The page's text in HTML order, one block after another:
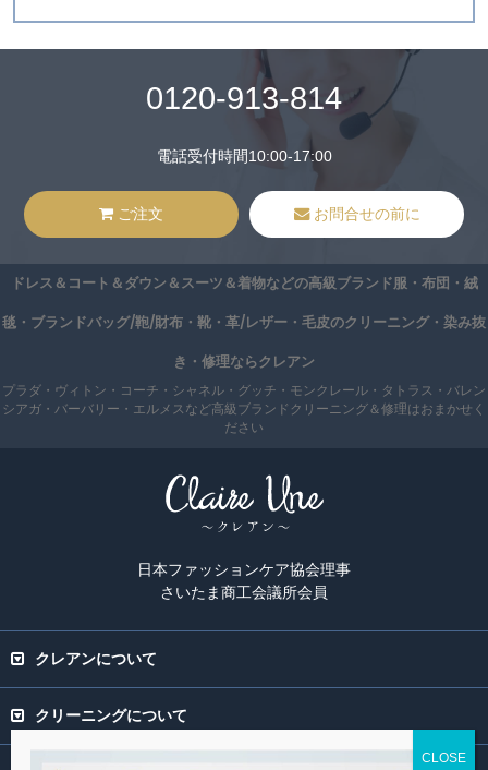
0120-913-814
電話受付時間10:00-17:00
ご注文 お問合せの前に
ドレス＆コート＆ダウン＆スーツ＆着物などの高級ブランド服・布団・絨
毯・ブランドバッグ/鞄/財布・靴・革/レザー・毛皮のクリーニング・染み抜
き・修理ならクレアン
プラダ・ヴィトン・コーチ・シャネル・グッチ・モンクレール・タトラス・バレン
シアガ・バーバリー・エルメスなど高級ブランドクリーニング＆修理はおまかせく
ださい
日本ファッションケア協会理事
さいたま商工会議所会員
クレアンについて
クリーニングについて